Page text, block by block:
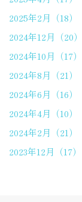
2025年2月（18）
2024年12月（20）
2024年10月（17）
2024年8月（21）
2024年6月（16）
2024年4月（10）
2024年2月（21）
2023年12月（17）